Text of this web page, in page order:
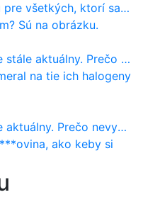
ktorí sa chcú dozvedieť niečo viac
Sú na obrázku.
Prečo nevyhynul ako pri osobákoch?
na tie ich halogeny
nevyhynul ako pri osobákoch?
ako keby si